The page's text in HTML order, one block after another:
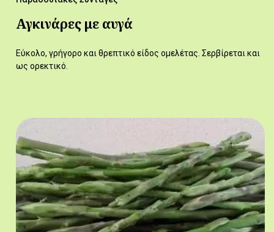
Αγκινάρες με αυγά
Εύκολο, γρήγορο και θρεπτικό είδος ομελέτας. Σερβίρεται και
ως ορεκτικό.